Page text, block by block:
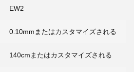
EW2
0.10mmまたはカスタマイズされる
140cmまたはカスタマイズされる